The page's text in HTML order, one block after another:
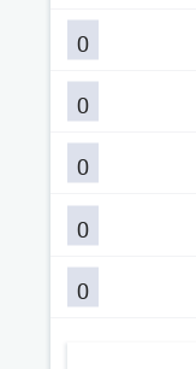
0
0
0
0
0